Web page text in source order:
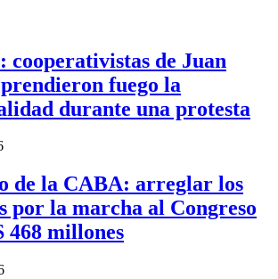
cooperativistas de Juan
fuego la
durante una protesta
de la CABA: arreglar los
por la marcha al Congreso
468 millones